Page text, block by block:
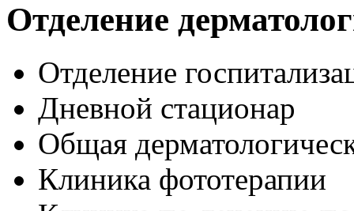
Отделение
Отделение
Дневной стационар
Общая
Клиника фототерапии